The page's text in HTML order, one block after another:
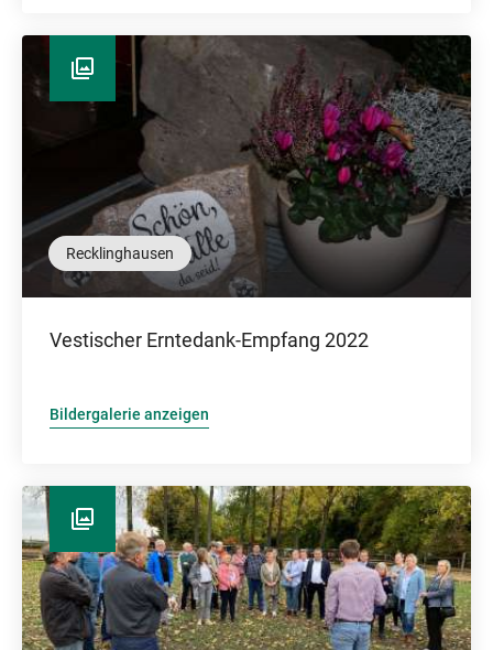
Recklinghausen
Vestischer Erntedank-Empfang 2022
Bildergalerie anzeigen